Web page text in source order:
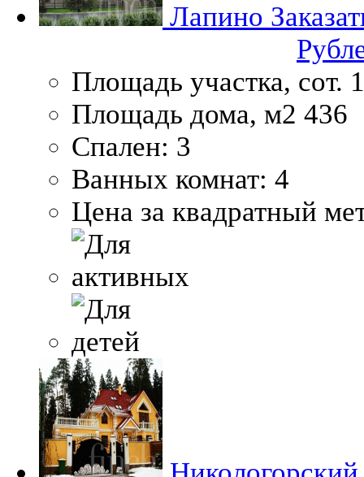
Лапино
Площадь участка, сот.
Площадь дома, м2 436
Спален: 3
Ванных комнат: 4
Цена за квадратный